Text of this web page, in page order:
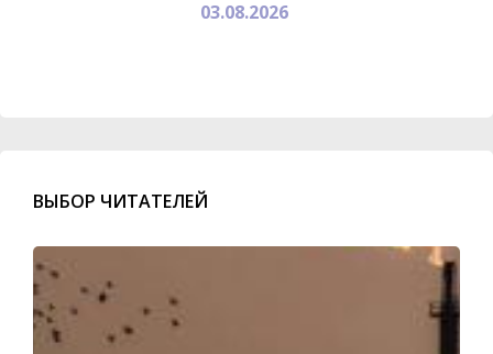
03.08.2026
ВЫБОР ЧИТАТЕЛЕЙ